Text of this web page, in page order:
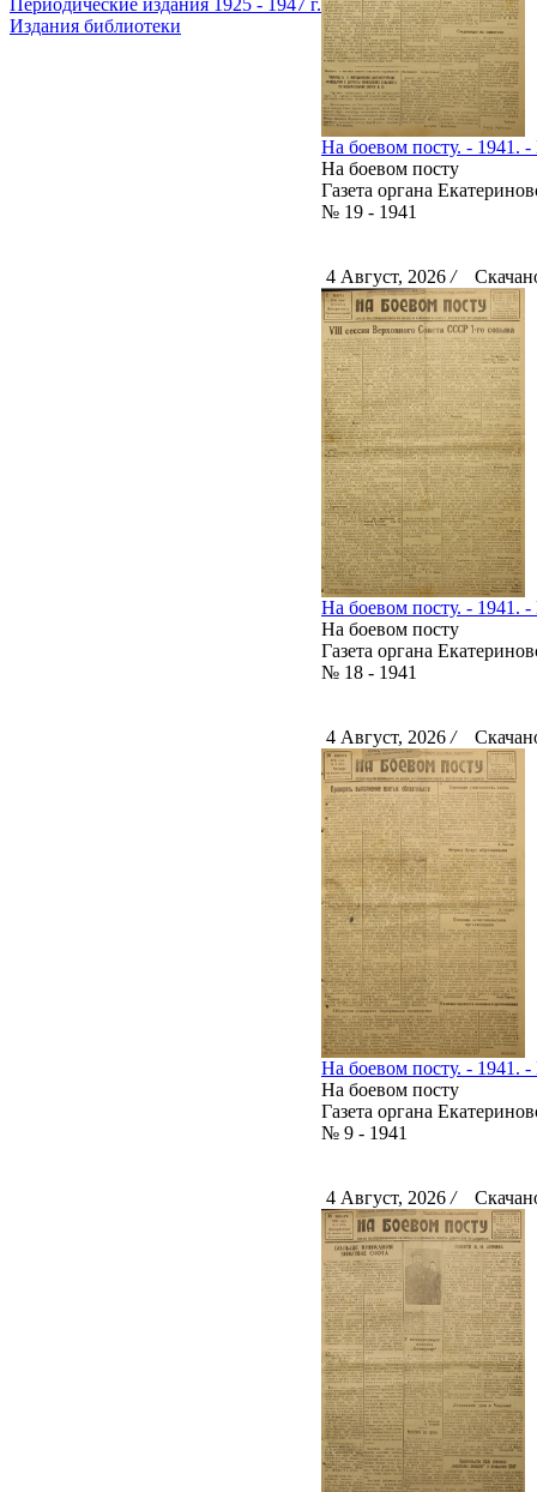
Периодические издания 1925 - 1947 г.
Издания библиотеки
На боевом посту. - 1941.
На боевом посту
Газета органа
№ 19 - 1941
4 Август, 2026 /
На боевом посту. - 1941.
На боевом посту
Газета органа
№ 18 - 1941
4 Август, 2026 /
На боевом посту. - 1941.
На боевом посту
Газета органа
№ 9 - 1941
4 Август, 2026 /